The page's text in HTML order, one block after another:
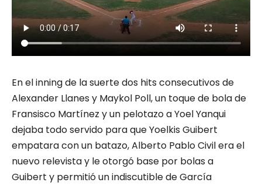
En el inning de la suerte dos hits consecutivos de
Alexander Llanes y Maykol Poll, un toque de bola de
Fransisco Martínez y un pelotazo a Yoel Yanqui
dejaba todo servido para que Yoelkis Guibert
empatara con un batazo, Alberto Pablo Civil era el
nuevo relevista y le otorgó base por bolas a
Guibert y permitió un indiscutible de García